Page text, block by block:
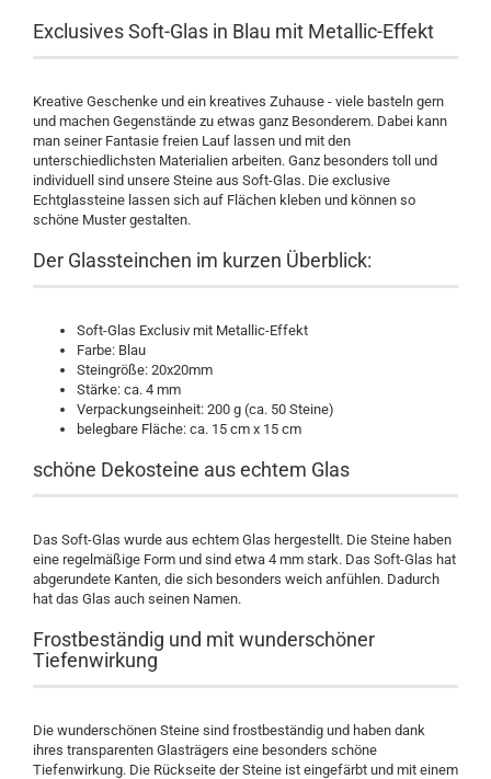
Exclusives Soft-Glas in Blau mit Metallic-Effekt
Kreative Geschenke und ein kreatives Zuhause - viele basteln gern
und machen Gegenstände zu etwas ganz Besonderem. Dabei kann
man seiner Fantasie freien Lauf lassen und mit den
unterschiedlichsten Materialien arbeiten. Ganz besonders toll und
individuell sind unsere Steine aus Soft-Glas. Die exclusive
Echtglassteine lassen sich auf Flächen kleben und können so
schöne Muster gestalten.
Der Glassteinchen im kurzen Überblick:
Soft-Glas Exclusiv mit Metallic-Effekt
Farbe: Blau
Steingröße: 20x20mm
Stärke: ca. 4 mm
Verpackungseinheit: 200 g (ca. 50 Steine)
belegbare Fläche: ca. 15 cm x 15 cm
schöne Dekosteine aus echtem Glas
Das Soft-Glas wurde aus echtem Glas hergestellt. Die Steine haben
eine regelmäßige Form und sind etwa 4 mm stark. Das Soft-Glas hat
abgerundete Kanten, die sich besonders weich anfühlen. Dadurch
hat das Glas auch seinen Namen.
Frostbeständig und mit wunderschöner
Tiefenwirkung
Die wunderschönen Steine sind frostbeständig und haben dank
ihres transparenten Glasträgers eine besonders schöne
Tiefenwirkung. Die Rückseite der Steine ist eingefärbt und mit einem